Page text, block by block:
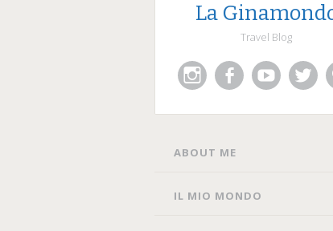
La
Travel Blog
SKIP
ABOUT ME
IL MIO MONDO